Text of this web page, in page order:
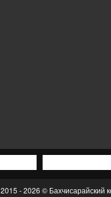
2015 - 2026 © Бахчисарайский